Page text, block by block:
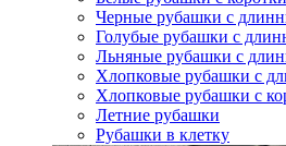
Черные рубашки с
Голубые рубашки с
Льняные рубашки с
Хлопковые рубашки с
Хлопковые рубашки с
Летние рубашки
Рубашки в клетку